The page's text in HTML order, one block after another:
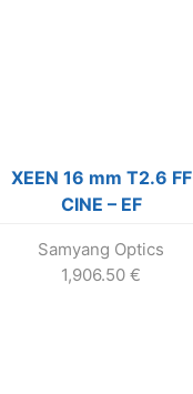
XEEN 16 mm T2.6 FF
CINE – EF
Samyang Optics
1,906.50 €